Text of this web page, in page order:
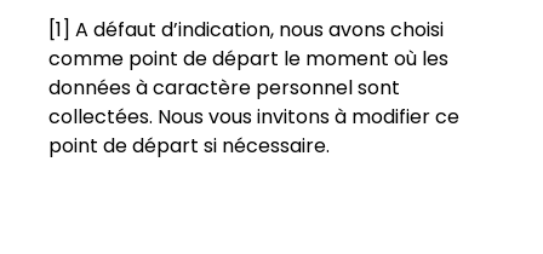
[1] A défaut d’indication, nous avons choisi
comme point de départ le moment où les
données à caractère personnel sont
collectées. Nous vous invitons à modifier ce
point de départ si nécessaire.